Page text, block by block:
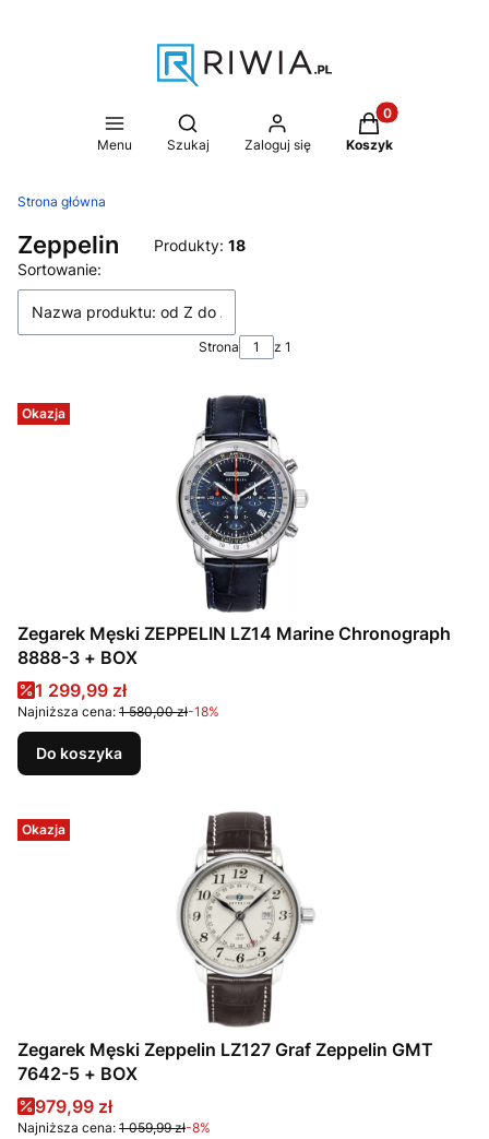
Menu
Otwórz wyszukiwarkę
Szukaj Zaloguj się
Produkty w
Koszyk
Strona główna
Zeppelin Produkty: 18
Lista produktów
Sortowanie:
Nazwa produktu: od Z do A
Strona z 1
Okazja
Zegarek Męski ZEPPELIN LZ14 Marine Chronograph
8888-3 + BOX
Cena promocyjna
1 299,99 zł
Najniższa cena: 1 580,00 zł-18%
Do koszyka
Okazja
Zegarek Męski Zeppelin LZ127 Graf Zeppelin GMT
7642-5 + BOX
Cena promocyjna
979,99 zł
Najniższa cena: 1 059,99 zł-8%